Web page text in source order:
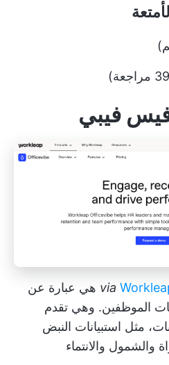
via Workleap Officevibe هي عبارة عن
الموظفين. وهي تقدم
مثل استبيانات النبض
والشمول والانتماء